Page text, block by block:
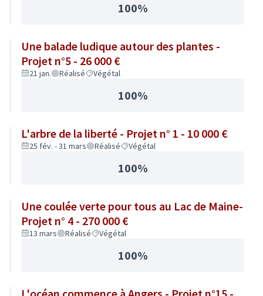
100%
Une balade ludique autour des plantes -
Projet n°5 - 26 000 €
21 jan. Réalisé Végétal
100%
L'arbre de la liberté - Projet n° 1 - 10 000 €
25 fév. - 31 mars Réalisé Végétal
100%
Une coulée verte pour tous au Lac de Maine-
Projet n° 4 - 270 000 €
13 mars Réalisé Végétal
100%